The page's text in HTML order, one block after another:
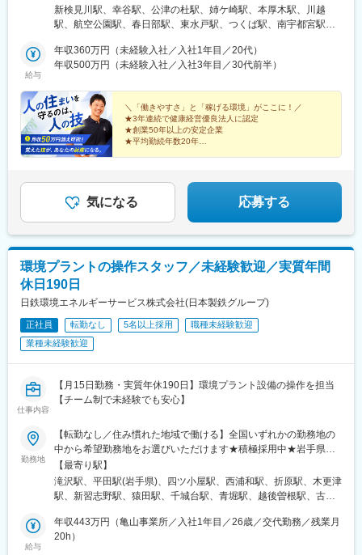
北海道・東北エリア＞千歳オフィス・八戸オフィス・盛岡オフィ
ス仙台オフィス※採用枠4名！積極採用中＜関東エリア＞千葉オフ
ス・府中オフィス※8月OPEN＜中部エリア＞名古屋オフィス・長
岡オフィス・長野オフィス■その他も募集中・札幌オフィス・秋田
オフィス・所沢オフィス・春日部オフィス・つくばオフィス・前
橋オフィス・静岡オフィス・金沢オフィス・甲府オフィス本社／
東京都渋谷区南平台町15-13 帝都渋谷ビル6F◆アクセス・本社：
各線「渋谷駅」より徒歩10分京王井の頭線「神泉駅」より徒歩8
分・各事業所URL：https://www.cats.co.jp/company/office.php
新検見川駅、幸谷駅、公津の杜駅、姉ケ崎駅、本厚木駅、川越
駅、航空公園駅、春日部駅、東水戸駅、つくば駅、南宇都宮駅、
館本線)、長苗代駅、仙北町駅、小鶴新田駅、土崎駅、安積永盛
駅、長岡駅、府中駅(東京都)、千歳駅(北海道)、新松戸駅、府中競
給与
年収360万円（未経験入社／入社1年目／20代）
年収500万円（未経験入社／入社3年目／30代前半）
＼「働きやすさ」と「稼げる環境」がここに！／
★3年連続で健康経営優良法人に認定
★創業50年以上の安定企業
★平均勤続年数20年
┗月収100万円以上の実績もあり
気になる 応募する
環境プラントの操作スタッフ／未経験歓迎／実質年間
休日190日
日鉄環境エネルギーサービス株式会社(日本製鉄グループ)
正社員 転勤なし 5名以上採用
職種未経験歓迎
業種未経験歓迎
仕事内容
【月15日勤務・実質年休190日】環境プラント設備の操作を担当
【チーム制で未経験でも安心】
勤務地
【転勤なし／住み慣れた地域で働ける】全国いずれかの勤務地の
中から希望勤務地をお選びいただけます★積極採用中★岩手県釜
石市／千葉県富津市／千葉県銚子市／愛知県小牧市／兵庫県姫路
市 ／香川県さぬき市／埼玉県大里郡＜東日本支社＞■岩手県滝沢
市■岩手県釜石市■秋田県秋田市■埼玉県さいたま市■埼玉県大里郡
葉県千葉市■千葉県富津市※新設事業所■新潟県新潟市＜中部支社
＞■岐阜県多治見市■静岡県静岡市■静岡県浜松市■静岡県島田市■
【最寄り駅】
滝沢駅、平田駅(岩手県)、四ツ小屋駅、西浦和駅、折原駅、木更津
駅、新習志野駅、猿田駅、千城台駅、青堀駅、越後曽根駅、古虎
駅、八幡駅(愛知県)、楽田駅、上小田井駅、尾張森岡駅、二川駅、
大矢知駅、亀山駅(三重県)、沓掛駅、南港東駅、茨木市駅、平松
給与
年収443万円（亀山事業所／入社1年目／26歳／交代勤務／残業月
20h）